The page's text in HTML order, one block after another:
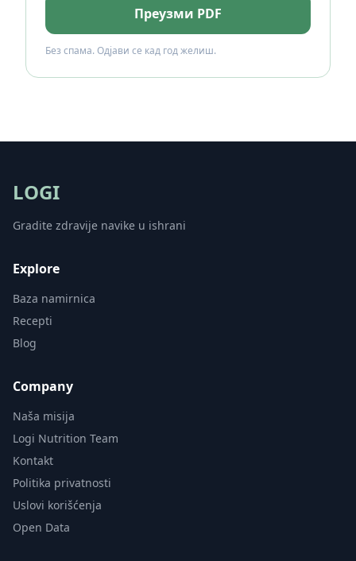
Преузми PDF
Без спама. Одјави се кад год желиш.
LOGI
Gradite zdravije navike u ishrani
Explore
Baza namirnica
Recepti
Blog
Company
Naša misija
Logi Nutrition Team
Kontakt
Politika privatnosti
Uslovi korišćenja
Open Data